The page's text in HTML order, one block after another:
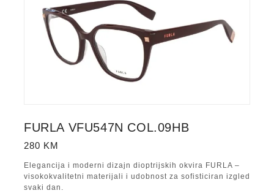
FURLA VFU547N COL.09HB
280 KM
Elegancija i moderni dizajn dioptrijskih okvira FURLA –
visokokvalitetni materijali i udobnost za sofisticiran izgled
svaki dan.